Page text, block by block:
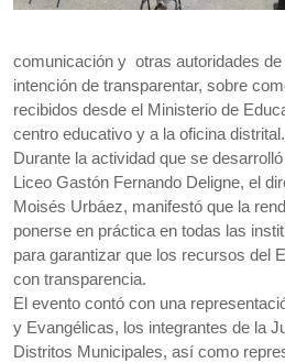
comunicación y otras autoridades
intención de transparentar, sobre
recibidos desde el Ministerio de
centro educativo y a la oficina distrital.
Durante la actividad que se
Liceo Gastón Fernando Deligne, el
Moisés Urbáez, manifestó que la
ponerse en práctica en todas las
para garantizar que los recursos del
con transparencia.
El evento contó con una
y Evangélicas, los integrantes de la
Distritos Municipales, así como